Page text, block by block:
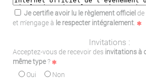
Je certifie avoir lu le règlement officiel
et m'engage à le respecter intégralement
Invitations :
Acceptez-vous de recevoir des invitations à
même type?
Oui
Non